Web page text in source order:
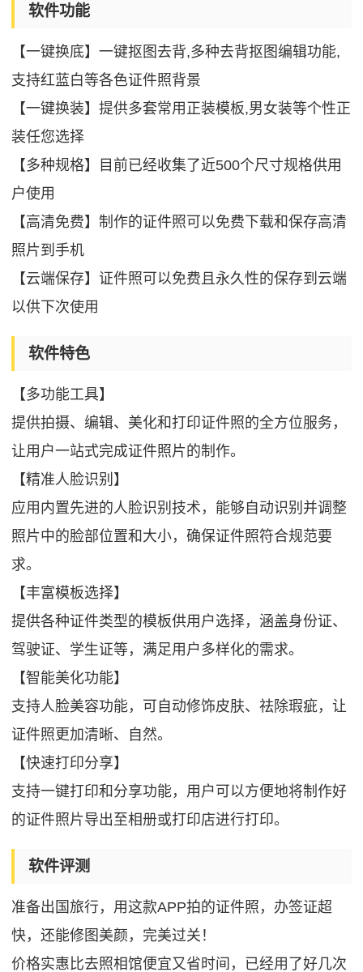
软件功能
【一键换底】一键抠图去背,多种去背抠图编辑功能,
支持红蓝白等各色证件照背景
【一键换装】提供多套常用正装模板,男女装等个性正
装任您选择
【多种规格】目前已经收集了近500个尺寸规格供用
户使用
【高清免费】制作的证件照可以免费下载和保存高清
照片到手机
【云端保存】证件照可以免费且永久性的保存到云端
以供下次使用
软件特色
【多功能工具】
提供拍摄、编辑、美化和打印证件照的全方位服务，
让用户一站式完成证件照片的制作。
【精准人脸识别】
应用内置先进的人脸识别技术，能够自动识别并调整
照片中的脸部位置和大小，确保证件照符合规范要
求。
【丰富模板选择】
提供各种证件类型的模板供用户选择，涵盖身份证、
驾驶证、学生证等，满足用户多样化的需求。
【智能美化功能】
支持人脸美容功能，可自动修饰皮肤、祛除瑕疵，让
证件照更加清晰、自然。
【快速打印分享】
支持一键打印和分享功能，用户可以方便地将制作好
的证件照片导出至相册或打印店进行打印。
软件评测
准备出国旅行，用这款APP拍的证件照，办签证超
快，还能修图美颜，完美过关！
价格实惠比去照相馆便宜又省时间，已经用了好几次